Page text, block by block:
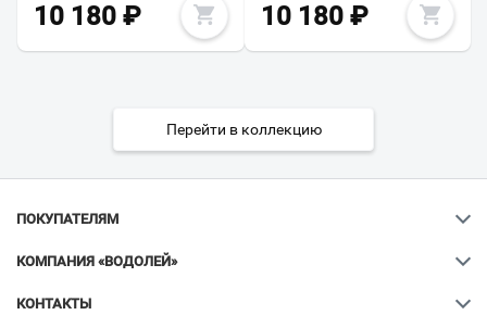
10 180 ₽ 10 180₽
Перейти в коллекцию
ПОКУПАТЕЛЯМ
КОМПАНИЯ «ВОДОЛЕЙ»
КОНТАКТЫ